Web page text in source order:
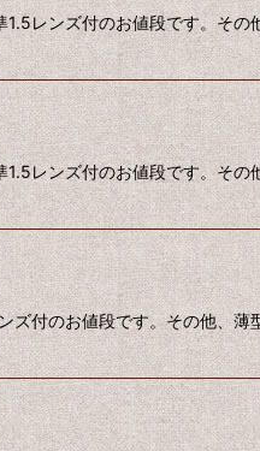
ンズ付のお値段です。その
ンズ付のお値段です。その
のお値段です。その他、薄